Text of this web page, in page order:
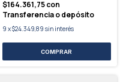
$164.361,75con
Transferencia o depósito
9 x$24.349,89 sin interés